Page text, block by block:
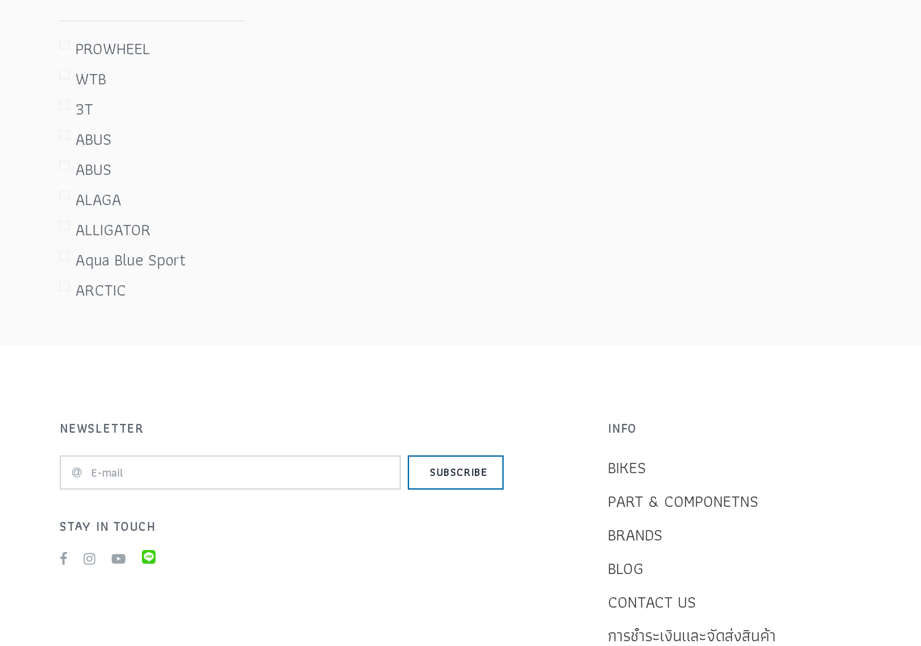
ถุงมือ สายสะท้อนแสง
ผ้าพันแฮนด์&ปลอกแฮนด์
(Grip&Bar Tape)
ผ้าเบรก แผ่นเบรก ยางเบรก
จักรยาน
รองเท้าปั่นจักรยาน
(Cycling Shoes)
สเปย คลายกล้ามเนื้อ ครีมชา
มัวร์ เจลให้พลังงาน
หมวกจักรยาน (Helmets)
Component )
อุปกรณ์จักรยาน (
PROWHEEL
WTB
3T
ABUS
ABUS
ALAGA
ALLIGATOR
Aqua Blue Sport
ARCTIC
BETO
Bike Chains
BMC
Boni
NEWSLETTER
SUBSCRIBE
STAY IN TOUCH
INFO
BIKES
PART & COMPONETNS
BRANDS
BLOG
CONTACT US
การชำระเงินและจัดส่งสินค้า